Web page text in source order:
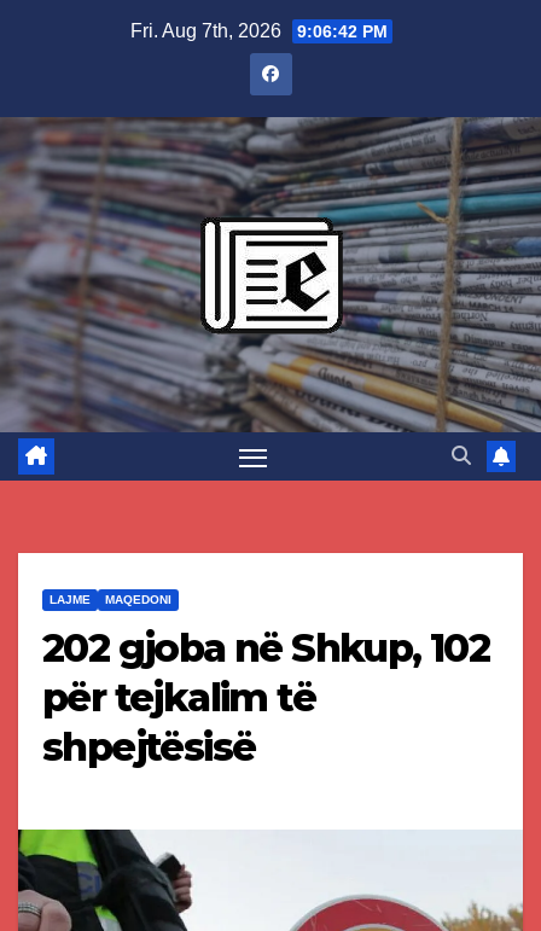
Fri. Aug 7th, 2026 9:06:42 PM
LAJME MAQEDONI
202 gjoba në Shkup, 102
për tejkalim të
shpejtësisë